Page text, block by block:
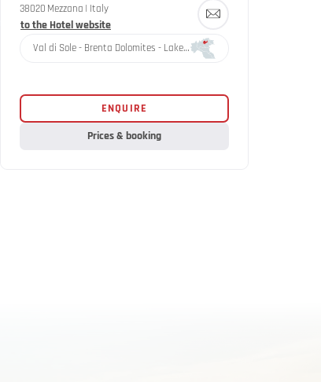
38020 Mezzana | Italy
to the Hotel website
Val di Sole - Brenta Dolomites - Lake Garda
ENQUIRE
Prices & booking